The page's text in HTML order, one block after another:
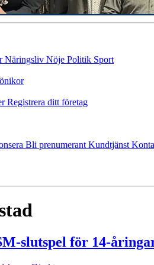
Näringsliv Nöje Politik Sport
Registrera ditt företag
Bli prenumerant Kundtjänst
slutspel för 14-